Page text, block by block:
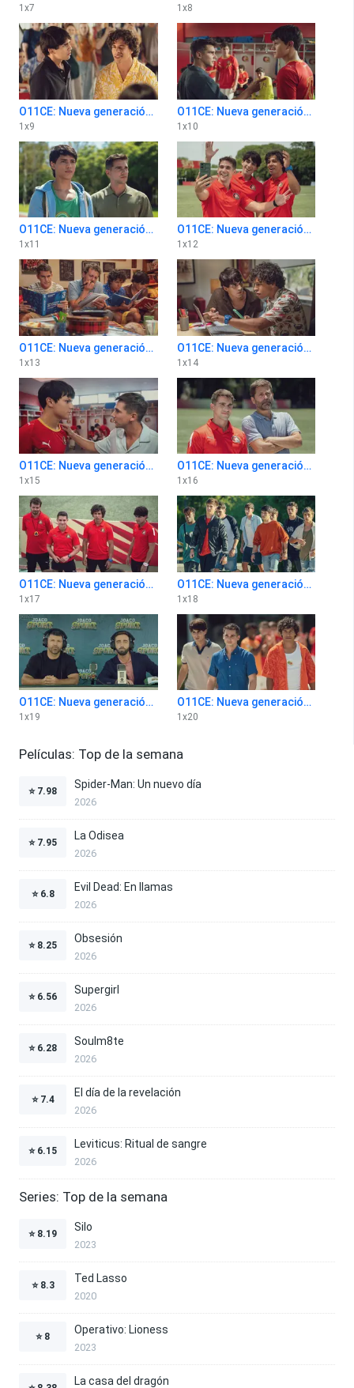
1 x7 1 x8
O11CE: Nueva generación 1x9
1 x9
O11CE: Nueva generación 1x10
1 x10
O11CE: Nueva generación 1x11
1 x11
O11CE: Nueva generación 1x12
1 x12
O11CE: Nueva generación 1x13
1 x13
O11CE: Nueva generación 1x14
1 x14
O11CE: Nueva generación 1x15
1 x15
O11CE: Nueva generación 1x16
1 x16
O11CE: Nueva generación 1x17
1 x17
O11CE: Nueva generación 1x18
1 x18
O11CE: Nueva generación 1x19
1 x19
O11CE: Nueva generación 1x20
1 x20
Películas: Top de la semana
⭐ 7.98
Spider-Man: Un nuevo día
2026
⭐ 7.95
La Odisea
2026
⭐ 6.8
Evil Dead: En llamas
2026
⭐ 8.25
Obsesión
2026
⭐ 6.56
Supergirl
2026
⭐ 6.28
Soulm8te
2026
⭐ 7.4
El día de la revelación
2026
⭐ 6.15
Leviticus: Ritual de sangre
2026
Series: Top de la semana
⭐ 8.19
Silo
2023
⭐ 8.3
Ted Lasso
2020
⭐ 8
Operativo: Lioness
2023
La casa del dragón